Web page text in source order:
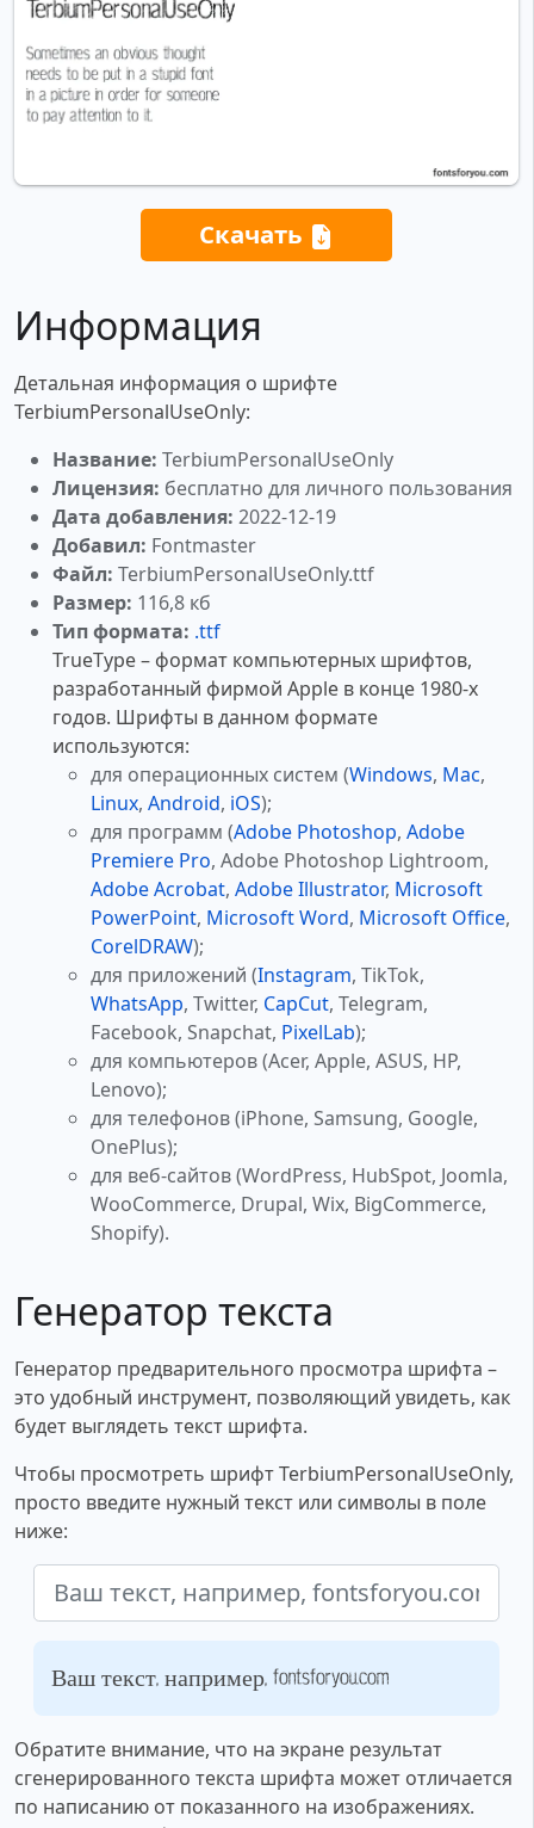
Скачать
Информация
Детальная информация о шрифте
TerbiumPersonalUseOnly:
Название: TerbiumPersonalUseOnly
Лицензия: бесплатно для личного пользования
Дата добавления: 2022-12-19
Добавил: Fontmaster
Файл: TerbiumPersonalUseOnly.ttf
Размер: 116,8 кб
Тип формата: .ttf
TrueType – формат компьютерных шрифтов,
разработанный фирмой Apple в конце 1980-х
годов. Шрифты в данном формате
используются:
для операционных систем (Windows, Mac,
Linux, Android, iOS);
для программ (Adobe Photoshop, Adobe
Premiere Pro, Adobe Photoshop Lightroom,
Adobe Acrobat, Adobe Illustrator, Microsoft
PowerPoint, Microsoft Word, Microsoft Office,
CorelDRAW);
для приложений (Instagram, TikTok,
WhatsApp, Twitter, CapCut, Telegram,
Facebook, Snapchat, PixelLab);
для компьютеров (Acer, Apple, ASUS, HP,
Lenovo);
для телефонов (iPhone, Samsung, Google,
OnePlus);
для веб-сайтов (WordPress, HubSpot, Joomla,
WooCommerce, Drupal, Wix, BigCommerce,
Shopify).
Генератор текста
Генератор предварительного просмотра шрифта –
это удобный инструмент, позволяющий увидеть, как
будет выглядеть текст шрифта.
Чтобы просмотреть шрифт TerbiumPersonalUseOnly,
просто введите нужный текст или символы в поле
ниже:
Ваш текст, например, fontsforyou.com
Обратите внимание, что на экране результат
сгенерированного текста шрифта может отличается
по написанию от показанного на изображениях.